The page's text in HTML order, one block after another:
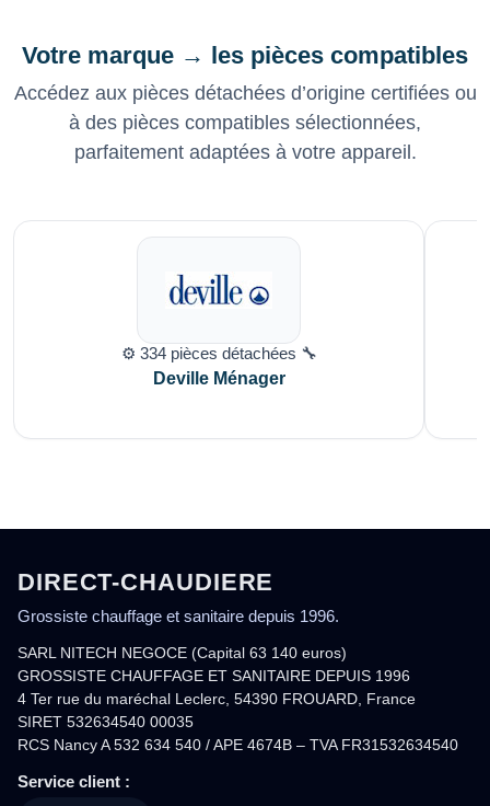
Votre marque → les pièces compatibles
Accédez aux pièces détachées d’origine certifiées ou
à des pièces compatibles sélectionnées,
parfaitement adaptées à votre appareil.
⚙️ 334 pièces détachées 🔧
Deville Ménager
DIRECT-CHAUDIERE
Grossiste chauffage et sanitaire depuis 1996.
SARL NITECH NEGOCE (Capital 63 140 euros)
GROSSISTE CHAUFFAGE ET SANITAIRE DEPUIS 1996
4 Ter rue du maréchal Leclerc, 54390 FROUARD, France
SIRET 532634540 00035
RCS Nancy A 532 634 540 / APE 4674B – TVA FR31532634540
Service client :